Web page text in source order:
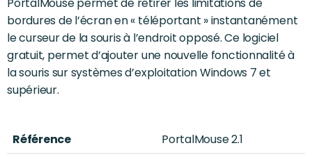
bordures de l’écran en « téléportant » instantanément
le curseur de la souris à l’endroit opposé. Ce logiciel
gratuit, permet d’ajouter une nouvelle fonctionnalité à
la souris sur systèmes d’exploitation Windows 7 et
supérieur.
Référence PortalMouse 2.1